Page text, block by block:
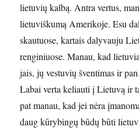
lietuvių kalbą. Antra vertus,
lietuviškumą Amerikoje. Esu
skautuose, kartais dalyvauju
renginiuose. Manau, kad
jais, jų vestuvių šventimas ir
Labai verta keliauti į Lietuvą ir
pat manau, kad jei nėra
daug kūrybingų būdų būti